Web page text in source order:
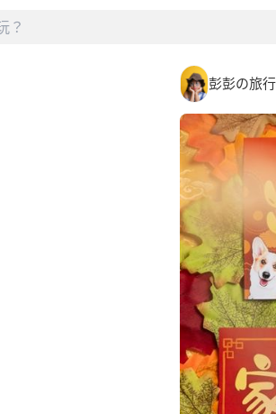
彭彭の旅